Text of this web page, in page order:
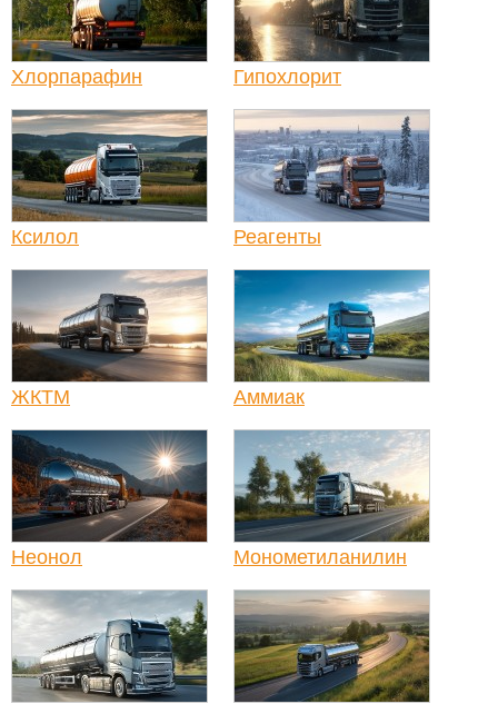
Хлорпарафин Гипохлорит
Ксилол Реагенты
ЖКТМ Аммиак
Неонол Монометиланилин